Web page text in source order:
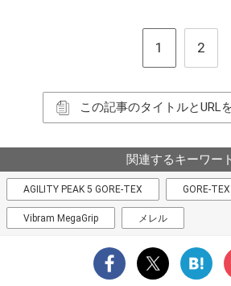
1 2
この記事のタイトルとURL
関連するキーワー
AGILITY PEAK 5 GORE-TEX GORE-TEX
Vibram MegaGrip メレル